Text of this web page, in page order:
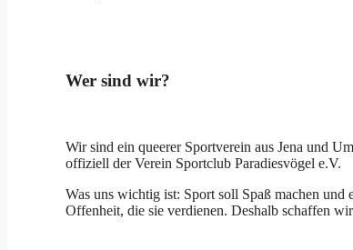
Wer sind wir?
Wir sind ein queerer Sportverein aus Jena und
offiziell der Verein Sportclub Paradiesvögel e.V.
Was uns wichtig ist: Sport soll Spaß machen
Offenheit, die sie verdienen. Deshalb schaffen